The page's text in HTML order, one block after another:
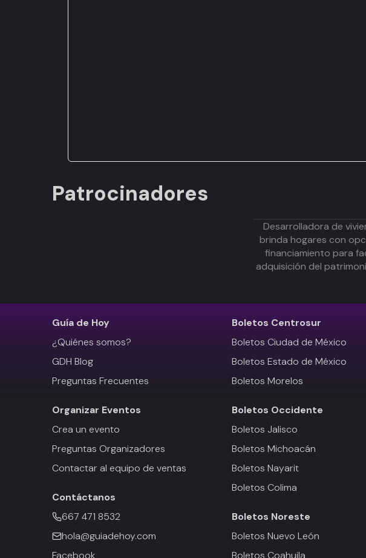
Patrocinadores
Desarrolladora de
brinda hogares con
financiamiento para
adquisición del
Guía de Hoy
¿Quiénes somos?
GDH Blog
Preguntas Frecuentes
Organizar Eventos
Crea un evento
Preguntas Organizadores
Contactar al equipo de ventas
Contáctanos
667 471 8532
hola@guiadehoy.com
Facebook
Boletos Centrosur
Boletos Ciudad de México
Boletos Estado de México
Boletos Morelos
Boletos Occidente
Boletos Jalisco
Boletos Michoacán
Boletos Nayarit
Boletos Colima
Boletos Noreste
Boletos Nuevo León
Boletos Coahuila